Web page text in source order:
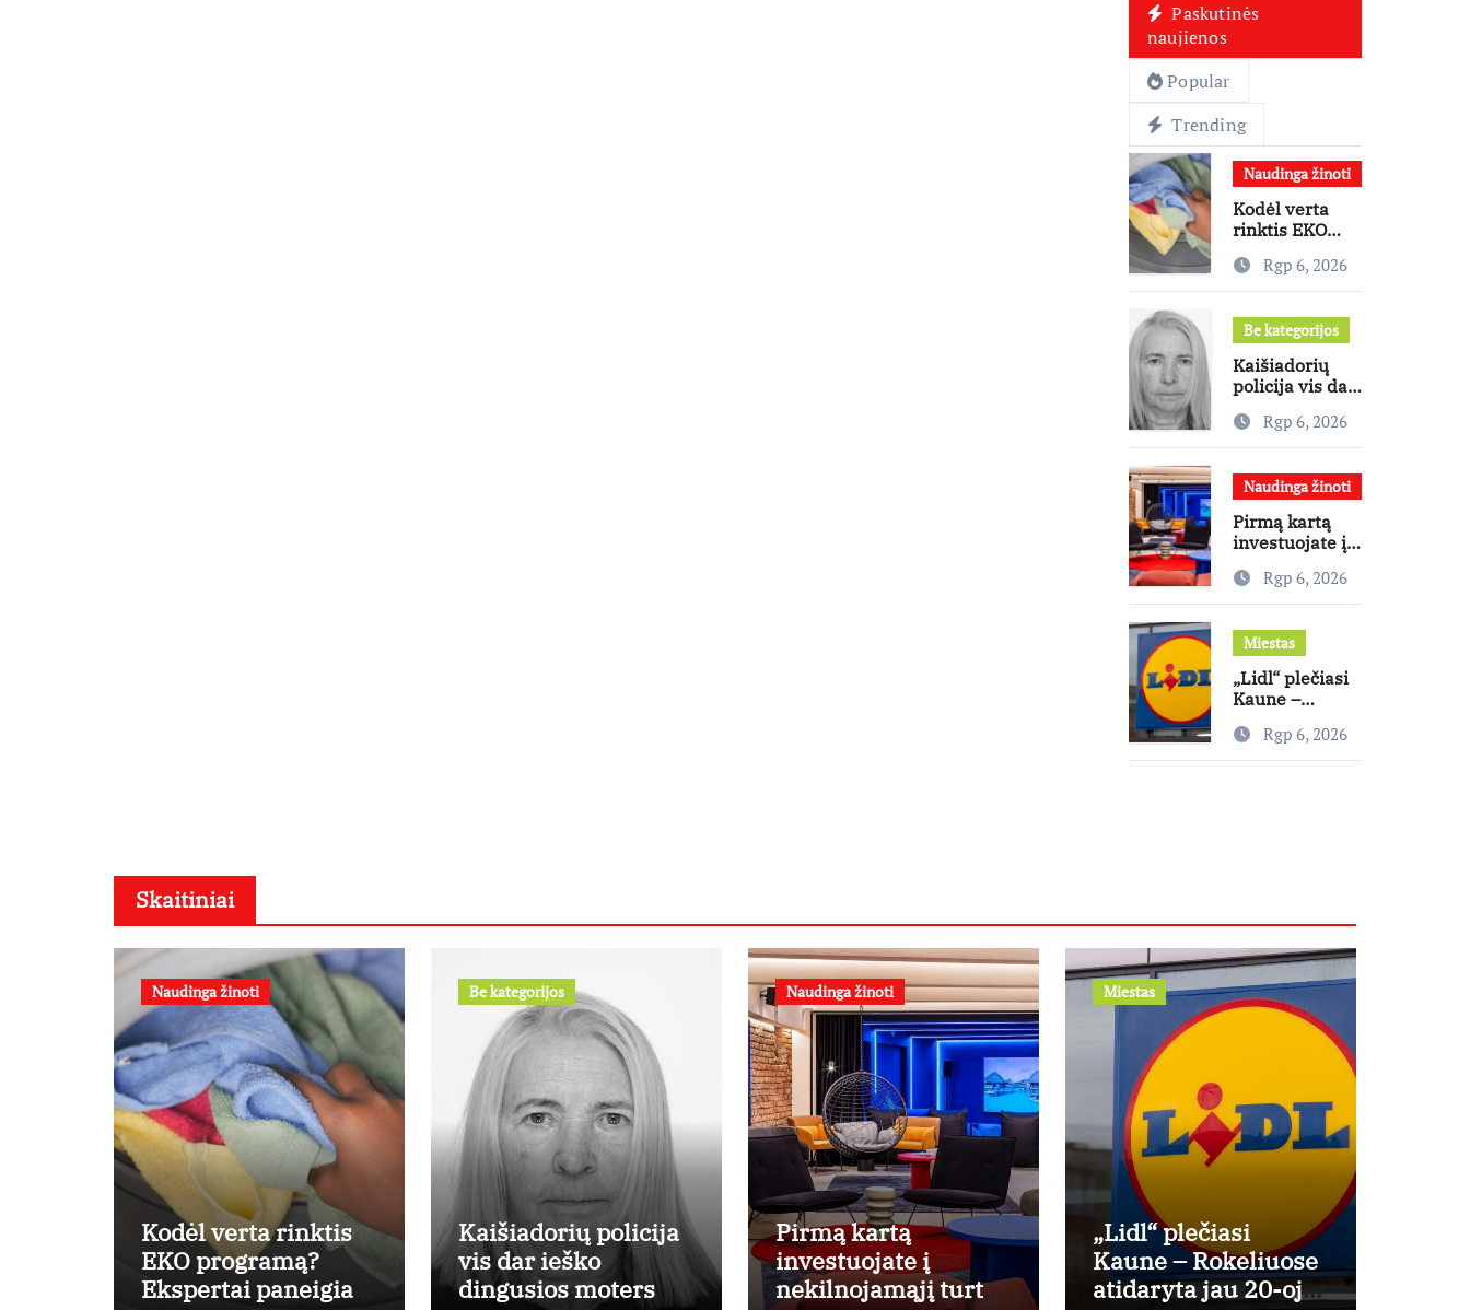
Paskutinės
naujienos
Popular
Trending
Naudinga žinoti
Kodėl verta
rinktis EKO
Ekspertai
paneigia
dažniausius
mitus
Rgp 6, 2026
Be kategorijos
Kaišiadorių
policija vis dar
motersRgp 6, 2026
Naudinga žinoti
Pirmą kartą
investuojate į
turtą?
Ekspertas
pataria, kaip
pasirinkti
būstą, kuris
generuos grąžą
Rgp 6, 2026
Miestas
„Lidl“ plečiasi
Kaune –
atidaryta jau
20-oji
Rgp 6, 2026
Skaitiniai
Naudinga žinoti
Kodėl verta rinktis
EKO programą?
Ekspertai paneigia
Be kategorijos
Kaišiadorių policija
vis dar ieško
dingusios moters
Naudinga žinoti
Pirmą kartą
investuojate į
nekilnojamąjį turtą?
Miestas
„Lidl“ plečiasi
Kaune – Rokeliuose
atidaryta jau 20-oji